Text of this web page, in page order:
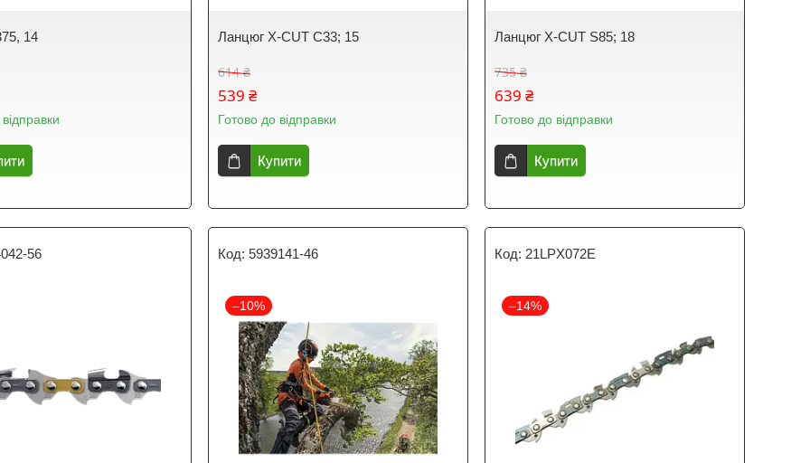
14 Ланцюг X-CUT C33; 15
614 ₴
539 ₴
Готово до відправки
Купити
Ланцюг X-CUT S85; 18
735 ₴
639 ₴
Готово до відправки
Купити
56 5939141-46
–10%
21LPX072E
–14%